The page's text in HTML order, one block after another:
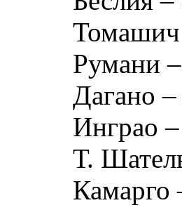
Томашич
Румани
Дагано –
Инграо
Т.
Камарго